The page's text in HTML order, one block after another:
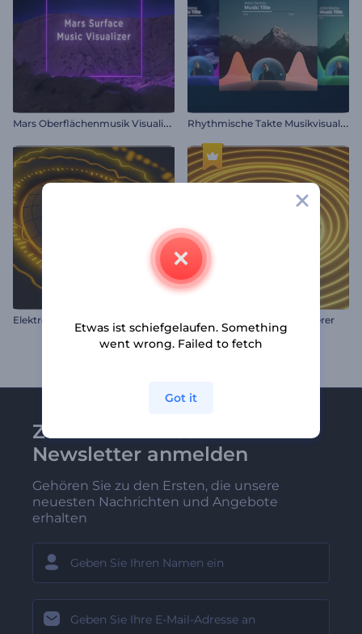
M
ars Oberflächenmusik Visualisierer R
hythmische Takte Musikvisualisierung
Wellenbeats Musikvisualisierer
Zu Renderforest-
Newsletter anmelden
Gehören Sie zu den Ersten, die unsere
neuesten Nachrichten und Angebote
erhalten
Etwas ist schiefgelaufen. Something
went wrong. Failed to fetch
Got it